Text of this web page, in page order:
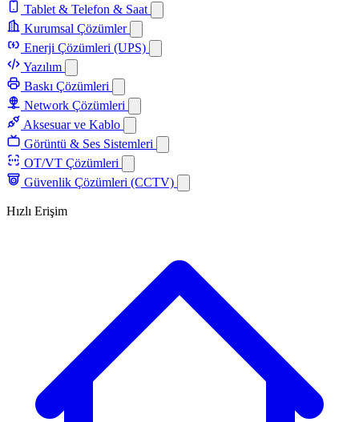
Tablet & Telefon & Saat
Kurumsal Çözümler
Enerji Çözümleri (UPS)
Yazılım
Baskı Çözümleri
Network Çözümleri
Aksesuar ve Kablo
Görüntü & Ses Sistemleri
OT/VT Çözümleri
Güvenlik Çözümleri (CCTV)
Hızlı Erişim